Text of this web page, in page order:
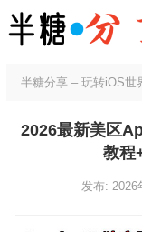
半糖分享 – 玩转iOS世
2026最新美区
教程
发布: 2026